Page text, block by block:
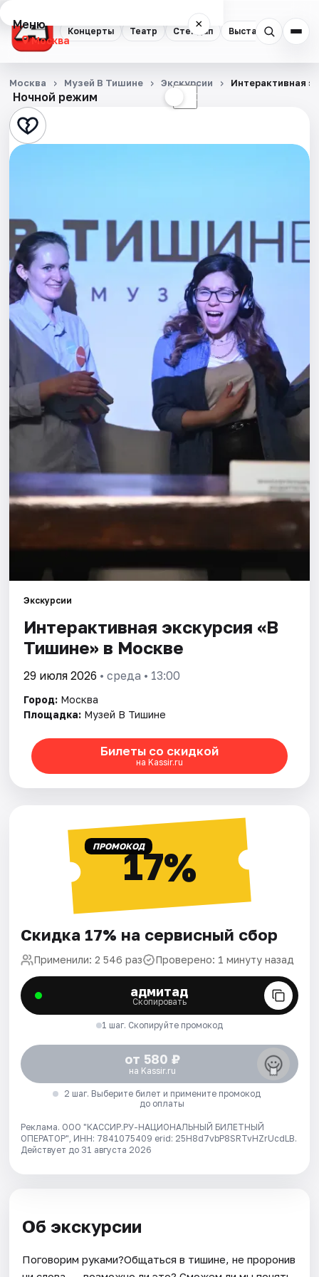
Концерты Театр Стендап Выставки
Меню ×
Москва
Концерты
Театр
Стендап
Экскурсии
Спорт
События
Города
Площадки
Артисты
Ночной режим ☾
Москва Музей В Тишине Экскурсии Интерактивная
Экскурсии
Интерактивная экскурсия «В
Тишине» в Москве
29 июля 2026 • среда • 13:00
Город: Москва
Площадка: Музей В Тишине
Билеты со скидкой
на Kassir.ru
ПРОМОКОД17%
Скидка 17% на сервисный сбор
Применили: 2 546 раз Проверено: 1 минуту назад
адмитад
Скопировать
1 шаг. Скопируйте промокод
от 580 ₽
на Kassir.ru
2 шаг. Выберите билет и примените промокод
до оплаты
Реклама. ООО "КАССИР.РУ-НАЦИОНАЛЬНЫЙ БИЛЕТНЫЙ
ОПЕРАТОР", ИНН: 7841075409 erid: 25H8d7vbP8SRTvHZrUcdLB.
Действует до 31 августа 2026
Об экскурсии
Поговорим руками?Общаться в тишине, не проронив